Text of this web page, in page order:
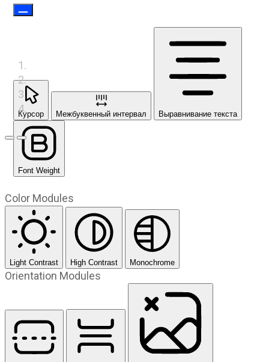
Предыдущий слайд
Следующий слайд
Курсор Межбуквенный интервал Выравнивание текста
Font Weight
Color Modules
Light Contrast High Contrast Monochrome
Orientation Modules